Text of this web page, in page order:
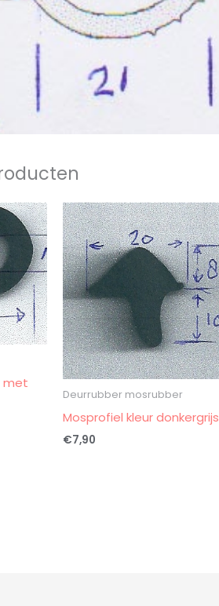
met
Deurrubber mosrubber
Mosprofiel kleur donkergrijs
€7,90